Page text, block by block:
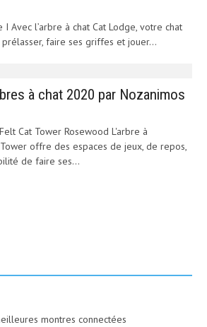
I Avec l’arbre à chat Cat Lodge, votre chat
faire ses griffes et jouer...
à chat 2020 par Nozanimos
Cat Tower Rosewood L'arbre à
offre des espaces de jeux, de repos,
de faire ses...
montres connectées